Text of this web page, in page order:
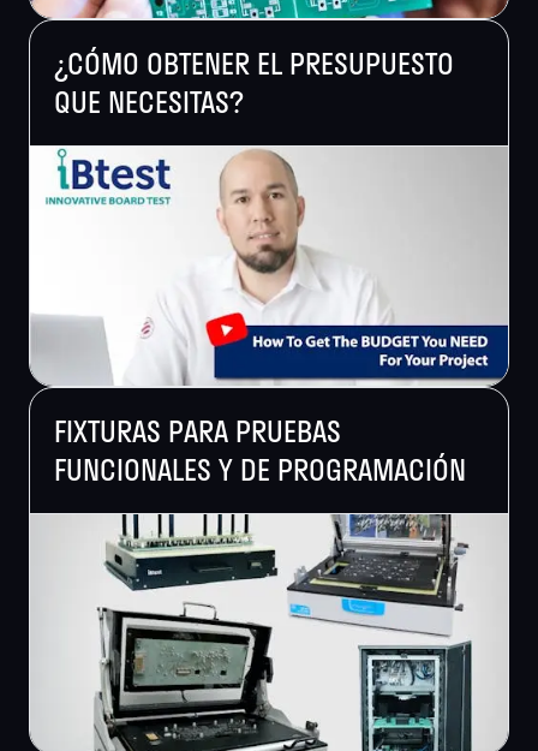
¿CÓMO OBTENER EL PRESUPUESTO
QUE NECESITAS?
FIXTURAS PARA PRUEBAS
FUNCIONALES Y DE PROGRAMACIÓN